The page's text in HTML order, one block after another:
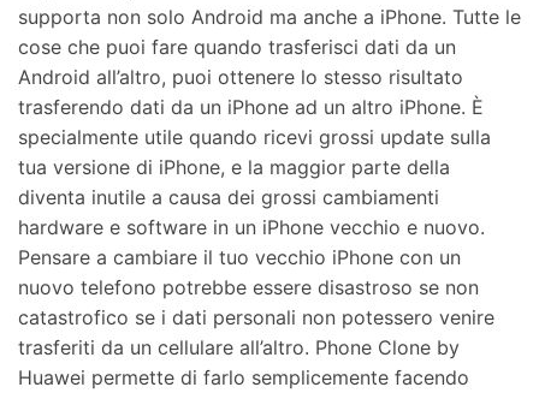
supporta non solo Android ma anche a iPhone. Tutte le
cose che puoi fare quando trasferisci dati da un
Android all’altro, puoi ottenere lo stesso risultato
trasferendo dati da un iPhone ad un altro iPhone. È
specialmente utile quando ricevi grossi update sulla
tua versione di iPhone, e la maggior parte della
diventa inutile a causa dei grossi cambiamenti
hardware e software in un iPhone vecchio e nuovo.
Pensare a cambiare il tuo vecchio iPhone con un
nuovo telefono potrebbe essere disastroso se non
catastrofico se i dati personali non potessero venire
trasferiti da un cellulare all’altro. Phone Clone by
Huawei permette di farlo semplicemente facendo